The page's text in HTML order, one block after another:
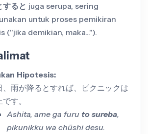
すると juga serupa, sering
untuk proses pemikiran
("jika demikian, maka...").
Hipotesis:
、雨が降るとすれば、ピクニックは
す。
Ashita, ame ga furu to sureba,
pikunikku wa chūshi desu.